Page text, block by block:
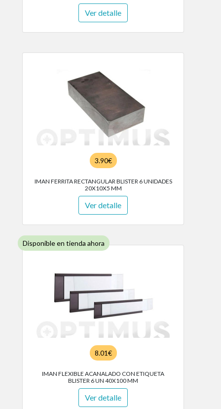
Ver detalle
3.90€
IMAN FERRITA RECTANGULAR BLISTER 6 UNIDADES
20X10X5 MM
Ver detalle
Disponible en tienda ahora
8.01€
IMAN FLEXIBLE ACANALADO CON ETIQUETA
BLISTER 6 UN 40X100 MM
Ver detalle